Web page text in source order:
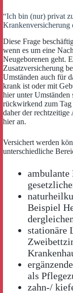
“Ich bin (nur) privat
Krankenversicherung
Diese Frage
wenn es um eine
Neugeborenen geht.
Zusatzversicherung
Umständen auch für
krank ist oder mit
hier unter Umständen
rückwirkend zum
daher der
hier an.
Versichert werden
unterschiedliche
ambulante
Beispiel
stationäre
als
zahn-/